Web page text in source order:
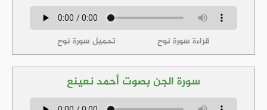
قراءة سورة نوح تحميل سورة نوح
سورة الجن بصوت أحمد نعينع